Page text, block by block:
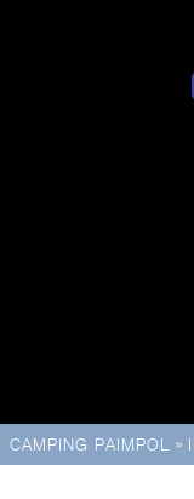
CAMPING PAIMPOL »